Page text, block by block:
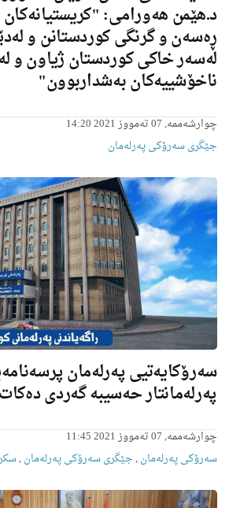
د.هێمن هه‌ورامی: "كریستیانه‌كان
ڕه‌سه‌ن و گرنگى كوردستانن و
له‌سه‌ر خاكی كوردستان ژیاون و
ناخۆشییه‌كان به‌شداربوون"
چوارشەممە, 07 تەمووز 2021 14:20
جێگری سەرۆکی پەرلەمان
سەرۆکایەتیی پەرلەمان
پەرلەمانتار حەسیبە گەردی دەكات
چوارشەممە, 07 تەمووز 2021 11:45
سەرۆکی پەرلەمان,جێگری سەرۆکی پەرلەمان,